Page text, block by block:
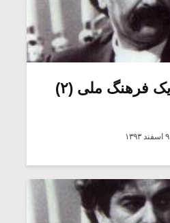
فرهنگ ملی (۲)
۹ اسفند ۱۳۹۳